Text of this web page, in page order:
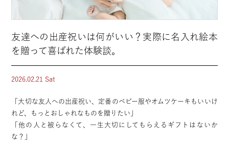
友達への出産祝いは何がいい？実際に名入れ絵本
を贈って喜ばれた体験談。
2026.02.21 Sat
「大切な友人への出産祝い、定番のベビー服やオムツケーキもいいけ
れど、もっとおしゃれなものを贈りたい」
「他の人と被らなくて、一生大切にしてもらえるギフトはないか
な？」